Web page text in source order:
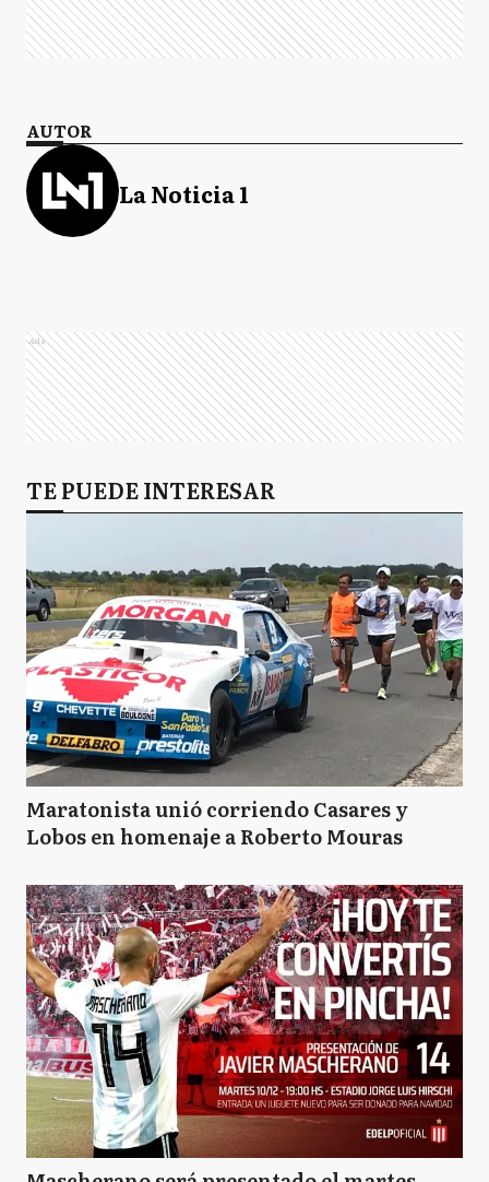
AUTOR
La Noticia 1
Ads
TE PUEDE INTERESAR
Maratonista unió corriendo Casares y
Lobos en homenaje a Roberto Mouras